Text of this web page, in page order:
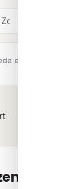
enkellaarzen
zwart